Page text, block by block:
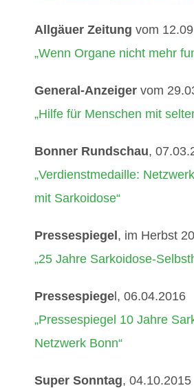
Allgäuer Zeitung vom
„Wenn Organe nicht mehr
General-Anzeigervom
„Hilfe für Menschen mit
Bonner Rundschau,
„Verdienstmedaille:
mit Sarkoidose“
Pressespiegel, im Herbst
„25 Jahre Sarkoidose-
Pressespiegel, 06.04.2016
„Pressespiegel 10 Jahre
Netzwerk Bonn“
Super Sonntag, 04.10.2015